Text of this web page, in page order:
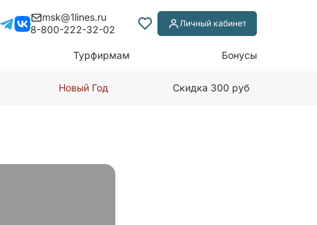
msk@1lines.ru
8-800-222-32-02
Личный кабинет
Турфирмам Бонусы
Новый Год Скидка 300 руб